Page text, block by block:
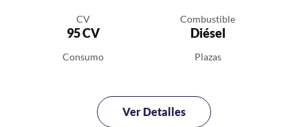
CV
95 CV
Combustible
Diésel
Consumo Plazas
Ver Detalles